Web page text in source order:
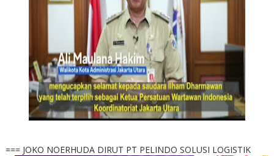
=== JOKO NOERHUDA DIRUT PT PELINDO SOLUSI LOGISTIK